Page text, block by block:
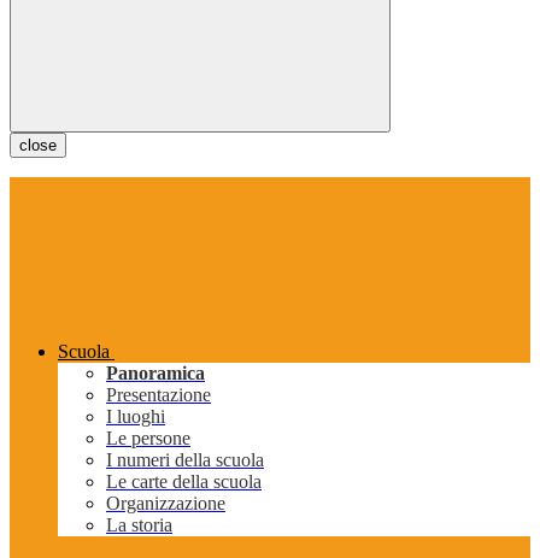
close
Scuola
Panoramica
Presentazione
I luoghi
Le persone
I numeri della scuola
Le carte della scuola
Organizzazione
La storia